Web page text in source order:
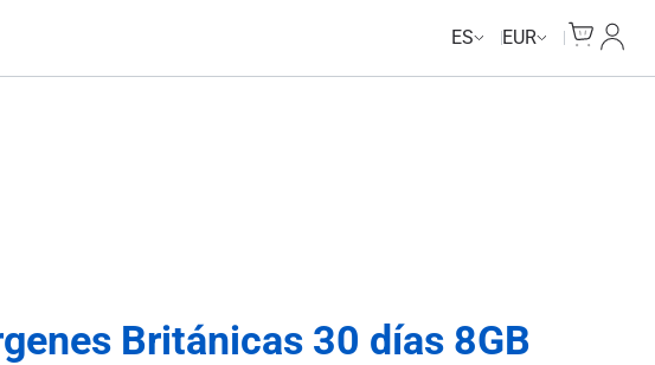
ES EUR
Mi
Británicas 30 días 8GB